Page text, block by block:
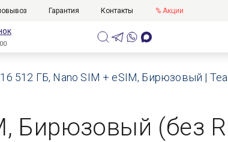
Гарантия Контакты % Акции
512 ГБ, Nano SIM + eSIM, Бирюзовый | Teal
Бирюзовый (без